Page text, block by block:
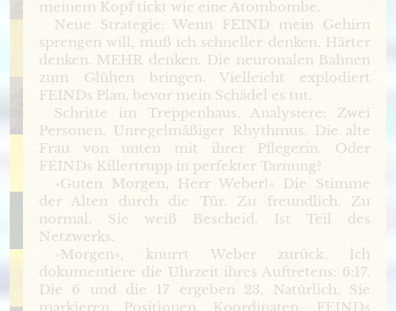
meinem Kopf tickt wie eine Atombombe.
Neue Strategie: Wenn FEIND mein Gehirn
sprengen will, muß ich schneller denken. Härter
denken. MEHR denken. Die neuronalen Bahnen
zum Glühen bringen. Vielleicht explodiert
FEINDs Plan, bevor mein Schädel es tut.
Schritte im Treppenhaus. Analysiere: Zwei
Personen. Unregelmäßiger Rhythmus. Die alte
Frau von unten mit ihrer Pflegerin. Oder
FEINDs Killertrupp in perfekter Tarnung?
»Guten Morgen, Herr Weber!« Die Stimme
der Alten durch die Tür. Zu freundlich. Zu
normal. Sie weiß Bescheid. Ist Teil des
Netzwerks.
»Morgen«, knurrt Weber zurück. Ich
dokumentiere die Uhrzeit ihres Auftretens: 6:17.
Die 6 und die 17 ergeben 23. Natürlich. Sie
markieren Positionen. Koordinaten. FEINDs